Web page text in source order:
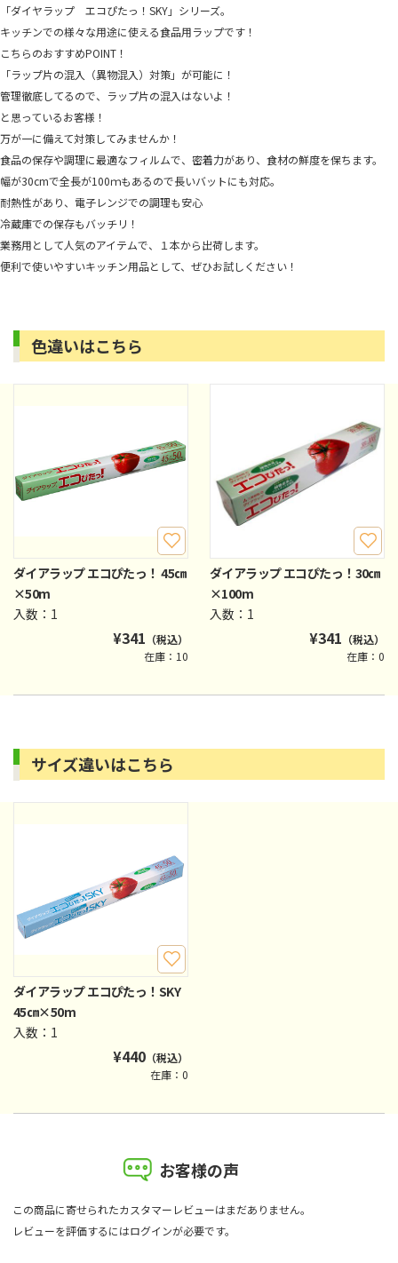
「ダイヤラップ エコぴたっ！SKY」シリーズ。
キッチンでの様々な用途に使える食品用ラップです！
こちらのおすすめPOINT！
「ラップ片の混入（異物混入）対策」が可能に！
管理徹底してるので、ラップ片の混入はないよ！
と思っているお客様！
万が一に備えて対策してみませんか！
食品の保存や調理に最適なフィルムで、密着力があり、食材の鮮度を保ちます。
幅が30cmで全長が100ｍもあるので長いバットにも対応。
耐熱性があり、電子レンジでの調理も安心
冷蔵庫での保存もバッチリ！
業務用として人気のアイテムで、１本から出荷します。
便利で使いやすいキッチン用品として、ぜひお試しください！
色違いはこちら
ダイアラップ エコぴたっ！ 45㎝
×50m
入数：1
¥341 （税込）
在庫：10
ダイアラップ エコぴたっ！30㎝
×100m
入数：1
¥341 （税込）
在庫：0
サイズ違いはこちら
ダイアラップ エコぴたっ！SKY
45㎝×50m
入数：1
¥440 （税込）
在庫：0
お客様の声
この商品に寄せられたカスタマーレビューはまだありません。
レビューを評価するにはログインが必要です。